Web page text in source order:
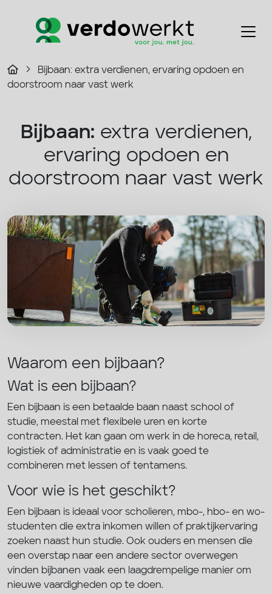
Bijbaan: extra verdienen, ervaring opdoen en
doorstroom naar vast werk
Bijbaan: extra verdienen,
ervaring opdoen en
doorstroom naar vast werk
Waarom een bijbaan?
Wat is een bijbaan?
Een bijbaan is een betaalde baan naast school of
studie, meestal met flexibele uren en korte
contracten. Het kan gaan om werk in de horeca, retail,
logistiek of administratie en is vaak goed te
combineren met lessen of tentamens.
Voor wie is het geschikt?
Een bijbaan is ideaal voor scholieren, mbo-, hbo- en wo-
studenten die extra inkomen willen of praktijkervaring
zoeken naast hun studie. Ook ouders en mensen die
een overstap naar een andere sector overwegen
vinden bijbanen vaak een laagdrempelige manier om
nieuwe vaardigheden op te doen.